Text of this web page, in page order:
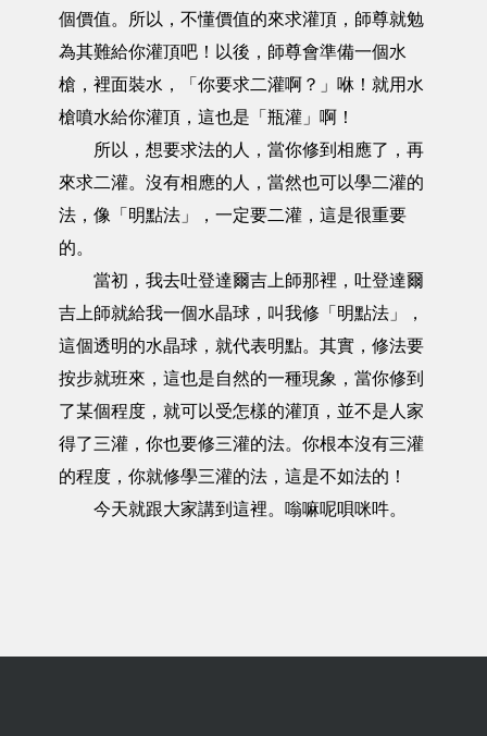
個價值。所以，不懂價值的來求灌頂，師尊就勉
為其難給你灌頂吧！以後，師尊會準備一個水
槍，裡面裝水，「你要求二灌啊？」咻！就用水
槍噴水給你灌頂，這也是「瓶灌」啊！
所以，想要求法的人，當你修到相應了，再
來求二灌。沒有相應的人，當然也可以學二灌的
法，像「明點法」，一定要二灌，這是很重要
的。
當初，我去吐登達爾吉上師那裡，吐登達爾
吉上師就給我一個水晶球，叫我修「明點法」，
這個透明的水晶球，就代表明點。其實，修法要
按步就班來，這也是自然的一種現象，當你修到
了某個程度，就可以受怎樣的灌頂，並不是人家
得了三灌，你也要修三灌的法。你根本沒有三灌
的程度，你就修學三灌的法，這是不如法的！
今天就跟大家講到這裡。嗡嘛呢唄咪吽。